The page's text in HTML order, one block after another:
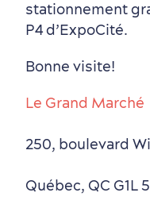
stationnement
P4 d’ExpoCité.
Bonne visite!
Le Grand Marché
250, boulevard
Québec, QC G1L